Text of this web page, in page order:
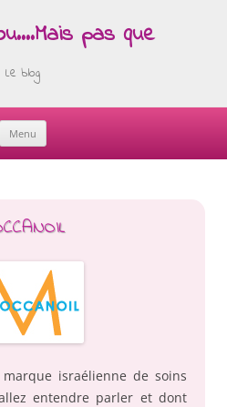
pas que
Le blog
Menu
Skip
israélienne de soins
entendre parler et dont